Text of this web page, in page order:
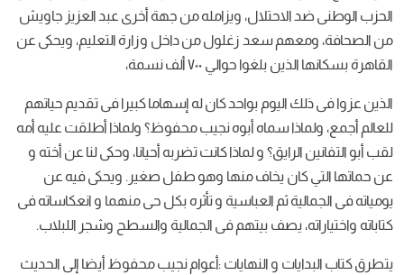
الحزب الوطنى ضد الاحتلال، ويزامله من جهة أخرى عبد العزيز جاويش
من الصحافة، ومعهم سعد زغلول من داخل وزارة التعليم، ويحكى عن
القاهرة بسكانها الذين بلغوا حوالي ٧٠٠ ألف نسمة،
الذين عزوا فى ذلك اليوم بواحد كان له إسهاما كبيرا فى تقديم حياتهم
للعالم أجمع، ولماذا سماه أبوه نجيب محفوظ؟ ولماذا أطلقت عليه أمه
لقب أبو التفانين الرايق؟ و لماذا كانت تضربه أحيانا، وحكى لنا عن أخته و
عن حماتها التي كان يخاف منها وهو طفل صغير. ويحكى فيه عن
يومياته فى الجمالية ثم العباسية و تأثره بكل حى منهما و انعكاساته فى
كتاباته واختياراته، يصف بيتهم فى الجمالية والسطح وشجر اللبلاب.
يتطرق كتاب البدايات و النهايات :أعوام نجيب محفوظ أيضا إلى الحديث